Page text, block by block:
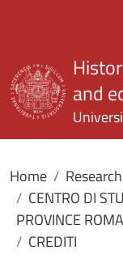
and
Home Research
CENTRO DI
PROVINCE
CREDITI